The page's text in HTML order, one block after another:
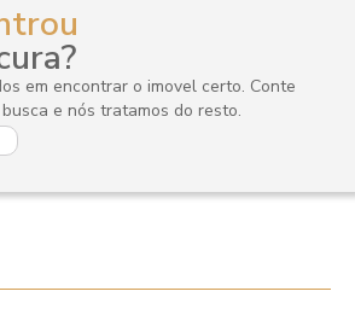
em encontrar o imovel certo. Conte
e nós tratamos do resto.